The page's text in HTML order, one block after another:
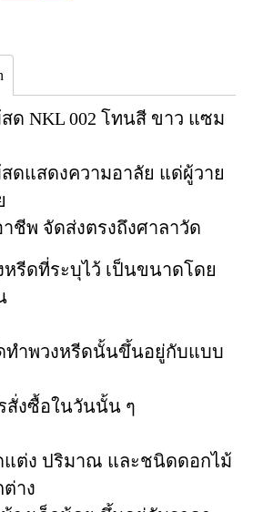
ด NKL 002 โทนสี ขาว แซม
ดแสดงความอาลัย แด่ผู้วาย
ชีพ จัดส่งตรงถึงศาลาวัด
รีดที่ระบุไว้ เป็นขนาดโดย
ทำพวงหรีดนั้นขึ้นอยู่กับแบบ
สั่งซื้อในวันนั้น ๆ
แต่ง ปริมาณ และชนิดดอกไม้
าง